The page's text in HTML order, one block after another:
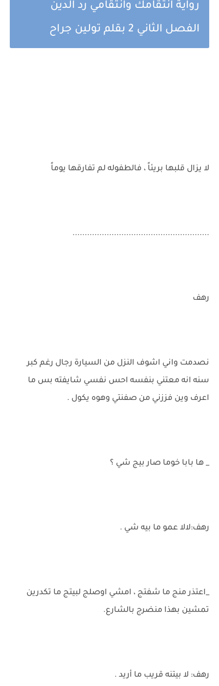
رواية انتقامك وانتقامي رد الدين
الفصل الثاني 2 بقلم تولين جراح
لا يزال قلبها بريئاً ، فالطفوله لم تفارقها يوماً
........................................................
رهف
نصدمت واني اشوف النزل من السيارة رجال رغم كبر
سنه انه معتني بنفسه احس نفسي شايفته بس ما
اعرف وين فززني من صفنتي وهوه يكول .
_ ها بابا خوما صار بيج شي ؟
رهف:لالا عمو ما بيه شي .
_اعتذر منج ما شفتج ، امشي اوصلج لبيتج ما تكدرين
تمشين بهذا منضرج بالشارع.
رهف: لا بيتنه قريب ما أريد .